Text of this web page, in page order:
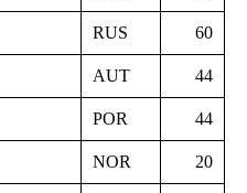
RUS 60
AUT 44
POR 44
NOR 20